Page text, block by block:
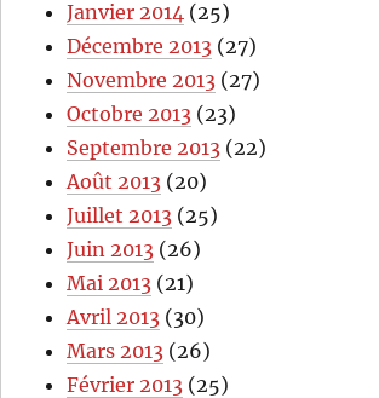
Janvier 2014 (25)
Décembre 2013 (27)
Novembre 2013 (27)
Octobre 2013 (23)
Septembre 2013 (22)
Août 2013 (20)
Juillet 2013 (25)
Juin 2013 (26)
Mai 2013 (21)
Avril 2013 (30)
Mars 2013 (26)
Février 2013 (25)